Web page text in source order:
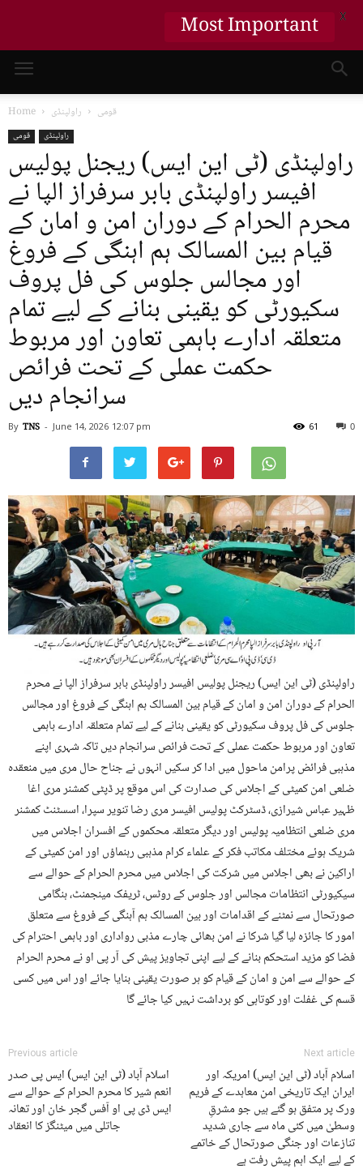
Home قومی راولپنڈی
قومی راولپنڈی
راولپنڈی (ٹی این ایس) ریجنل پولیس
افیسر راولپنڈی بابر سرفراز الپا نے
محرم الحرام کے دوران امن و امان کے
قیام بین المسالک ہم اہنگی کے فروغ
اور مجالس جلوس کی فل پروف
سکیورٹی کو یقینی بنانے کے لیے تمام
متعلقہ ادارے باہمی تعاون اور مربوط
حکمت عملی کے تحت فرائص
سرانجام دیں
By TNS - June 14, 2026 12:07 pm 0
61
راولپنڈی (ٹی این ایس) ریجنل پولیس افیسر راولپنڈی بابر سرفراز الپا نے محرم
الحرام کے دوران امن و امان کے قیام بین المسالک ہم اہنگی کے فروغ اور مجالس
جلوس کی فل پروف سکیورٹی کو یقینی بنانے کے لیے تمام متعلقہ ادارے باہمی
تعاون اور مربوط حکمت عملی کے تحت فرائص سرانجام دیں تاکہ شہری اپنے
مذہبی فرائض پرامن ماحول میں ادا کر سکیں انہوں نے جناح حال مری میں منعقدہ
ضلعی امن کمیٹی کے اجلاس کی صدارت کی اس موقع پر ڈپٹی کمشنر مری اغا
ظہیر عباس شیرازی، ڈسٹرکٹ پولیس افیسر مری رضا تنویر سپرا، اسسٹنٹ کمشنر
مری ضلعی انتظامیہ پولیس اور دیگر متعلقہ محکموں کے افسران اجلاس میں
شریک ہوئے مختلف مکاتب فکر کے علماء کرام مذہبی رہنماؤں اور امن کمیٹی کے
اراکین نے بھی اجلاس میں شرکت کی اجلاس میں محرم الحرام کے حوالے سے
سیکیورٹی انتظامات مجالس اور جلوس کے روٹس، ٹریفک مینجمنٹ، ہنگامی
صورتحال سے نمٹنے کے اقدامات اور بین المسالک ہم آہنگی کے فروغ سے متعلق
امور کا جائزہ لیا گیا شرکا نے امن بھائی چارے مذبی رواداری اور باہمی احترام کی
فضا کو مزید استحکم بنانے کے لیے اپنی تجاویز پیش کی آر پی او نے محرم الحرام
کے حوالے سے امن و امان کے قیام کو ہر صورت یقینی بنایا جائے اور اس میں کسی
قسم کی غفلت اور کوتاہی کو برداشت نہیں کیا جائے گا
Previous article
اسلام آباد (ٹی این ایس) ایس پی صدر
انعم شیر کا محرم الحرام کے حوالے سے
ایس ڈی پی او آفس گجر خان اور تھانہ
جاتلی میں میٹنگز کا انعقاد
Next article
اسلام آباد (ٹی این ایس) امریکہ اور
ایران ایک تاریخی امن معاہدے کے فریم
ورک پر متفق ہو گئے ہیں جو مشرقِ
وسطیٰ میں کئی ماہ سے جاری شدید
تنازعات اور جنگی صورتحال کے خاتمے
کے لیے ایک اہم پیش رفت ہے
Most Important X